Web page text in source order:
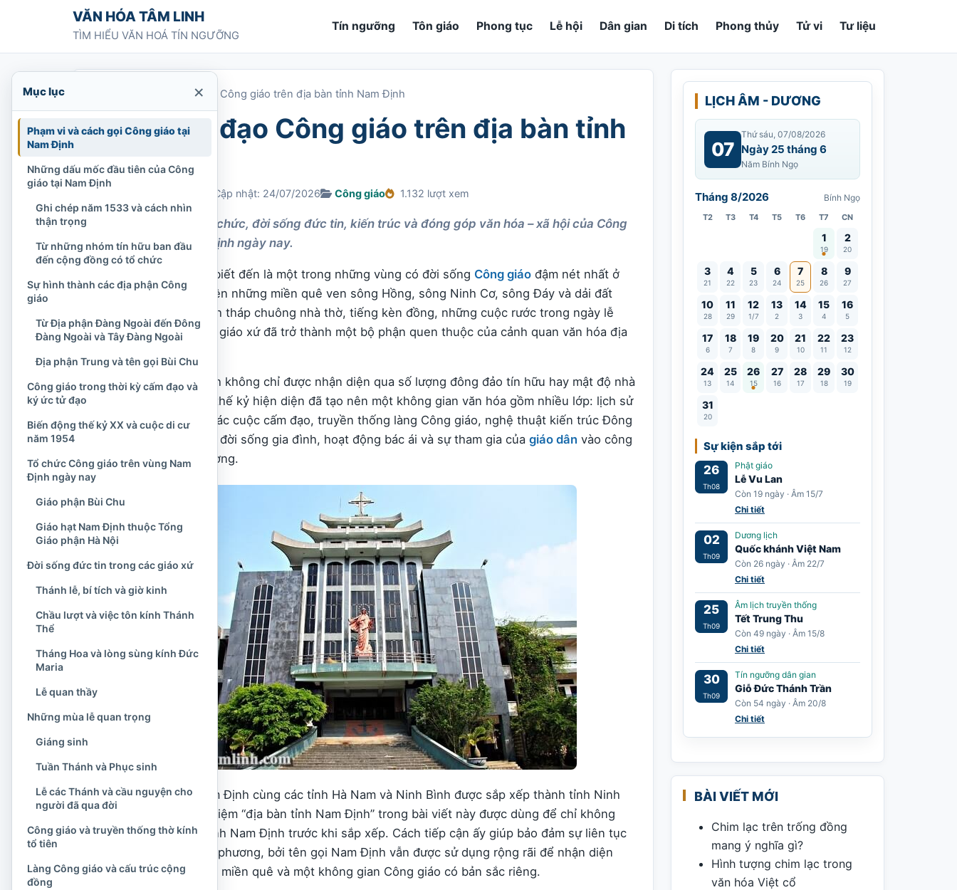
Chuyển tới nội dungVĂN HÓA TÂM LINH
TÌM HIỂU VĂN HOÁ TÍN NGƯỠNG
Tín ngưỡng Tôn giáo Phong tục Lễ hội Dân gian Di tích Phong thủy Tử vi Tư liệu
Khái quát đạo Công giáo trên địa bàn tỉnh Nam Định
Khái quát đạo Công giáo trên địa bàn tỉnh
Nam Định
Cập nhật: 24/07/2026 Công giáo 1.132 lượt xem
Khái quát lịch sử, tổ chức, đời sống đức tin, kiến trúc và đóng góp văn hóa – xã hội của Công
giáo tại vùng Nam Định ngày nay.
Nam Định từ lâu được biết đến là một trong những vùng có đời sống Công giáo đậm nét nhất ở
miền Bắc Việt Nam. Trên những miền quê ven sông Hồng, sông Ninh Cơ, sông Đáy và dải đất
hướng ra biển, hình ảnh tháp chuông nhà thờ, tiếng kèn đồng, những cuộc rước trong ngày lễ
trọng và nếp sinh hoạt giáo xứ đã trở thành một bộ phận quen thuộc của cảnh quan văn hóa địa
Công giáo tại Nam Định không chỉ được nhận diện qua số lượng đông đảo tín hữu hay mật độ nhà
thờ dày đặc. Gần năm thế kỷ hiện diện đã tạo nên một không gian văn hóa gồm nhiều lớp: lịch sử
truyền giáo, ký ức về các cuộc cấm đạo, truyền thống làng Công giáo, nghệ thuật kiến trúc Đông
– Tây, âm nhạc nghi lễ, đời sống gia đình, hoạt động bác ái và sự tham gia của giáo dân vào công
cuộc xây dựng quê hương.
Từ năm 2025, tỉnh Nam Định cùng các tỉnh Hà Nam và Ninh Bình được sắp xếp thành tỉnh Ninh
Bình mới. Vì vậy, khái niệm “địa bàn tỉnh Nam Định” trong bài viết này được dùng để chỉ không
gian hành chính của tỉnh Nam Định trước khi sắp xếp. Cách tiếp cận ấy giúp bảo đảm sự liên tục
khi tìm hiểu lịch sử địa phương, bởi tên gọi Nam Định vẫn được sử dụng rộng rãi để nhận diện
một vùng văn hóa, một miền quê và một không gian Công giáo có bản sắc riêng.
LỊCH ÂM - DƯƠNG
07
Thứ sáu, 07/08/2026
Ngày 25 tháng 6
Năm Bính Ngọ
Tháng 8/2026 Bính Ngọ
T2 T3 T4 T5 T6 T7 CN
1
19
Vía Quán Thế Âm thành đạo
2
20
3
21
4
22
5
23
6
24
7
25
8
26
9
27
10
28
11
29
12
1/7
13
2
14
3
15
4
16
5
17
6
18
7
19
8
20
9
21
10
22
11
23
12
24
13
25
14
26
15
Lễ Vu Lan
27
16
28
17
29
18
30
19
31
20
Sự kiện sắp tới
26
Th08
Phật giáo
Lễ Vu Lan
Còn 19 ngày · Âm 15/7
Chi tiết
02
Th09
Dương lịch
Quốc khánh Việt Nam
Còn 26 ngày · Âm 22/7
Chi tiết
25
Th09
Âm lịch truyền thống
Tết Trung Thu
Còn 49 ngày · Âm 15/8
Chi tiết
30
Th09
Tín ngưỡng dân gian
Giỗ Đức Thánh Trần
Còn 54 ngày · Âm 20/8
Chi tiết
BÀI VIẾT MỚI
Chim lạc trên trống đồng
mang ý nghĩa gì?
Hình tượng chim lạc trong
văn hóa Việt cổ
Mục lục ×
Phạm vi và cách gọi Công giáo tại
Nam Định
Những dấu mốc đầu tiên của Công
giáo tại Nam Định
Ghi chép năm 1533 và cách nhìn
thận trọng
Từ những nhóm tín hữu ban đầu
đến cộng đồng có tổ chức
Sự hình thành các địa phận Công
giáo
Từ Địa phận Đàng Ngoài đến Đông
Đàng Ngoài và Tây Đàng Ngoài
Địa phận Trung và tên gọi Bùi Chu
Công giáo trong thời kỳ cấm đạo và
ký ức tử đạo
Biến động thế kỷ XX và cuộc di cư
năm 1954
Tổ chức Công giáo trên vùng Nam
Định ngày nay
Giáo phận Bùi Chu
Giáo hạt Nam Định thuộc Tổng
Giáo phận Hà Nội
Đời sống đức tin trong các giáo xứ
Thánh lễ, bí tích và giờ kinh
Chầu lượt và việc tôn kính Thánh
Thể
Tháng Hoa và lòng sùng kính Đức
Maria
Lễ quan thầy
Những mùa lễ quan trọng
Giáng sinh
Tuần Thánh và Phục sinh
Lễ các Thánh và cầu nguyện cho
người đã qua đời
Công giáo và truyền thống thờ kính
tổ tiên
Làng Công giáo và cấu trúc cộng
đồng